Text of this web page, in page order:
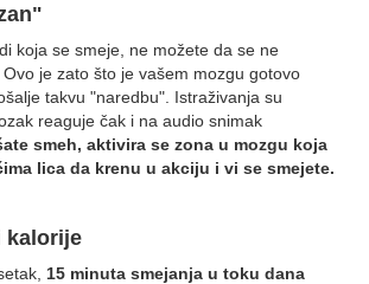
koja se smeje, ne možete da se ne
je zato što je vašem mozgu gotovo
takvu "naredbu". Istraživanja su
reaguje čak i na audio snimak
smeh, aktivira se zona u mozgu koja
lica da krenu u akciju i vi se smejete.
kalorije
15 minuta smejanja u toku dana